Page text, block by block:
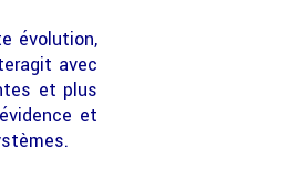
évolution,
avec
et plus
et